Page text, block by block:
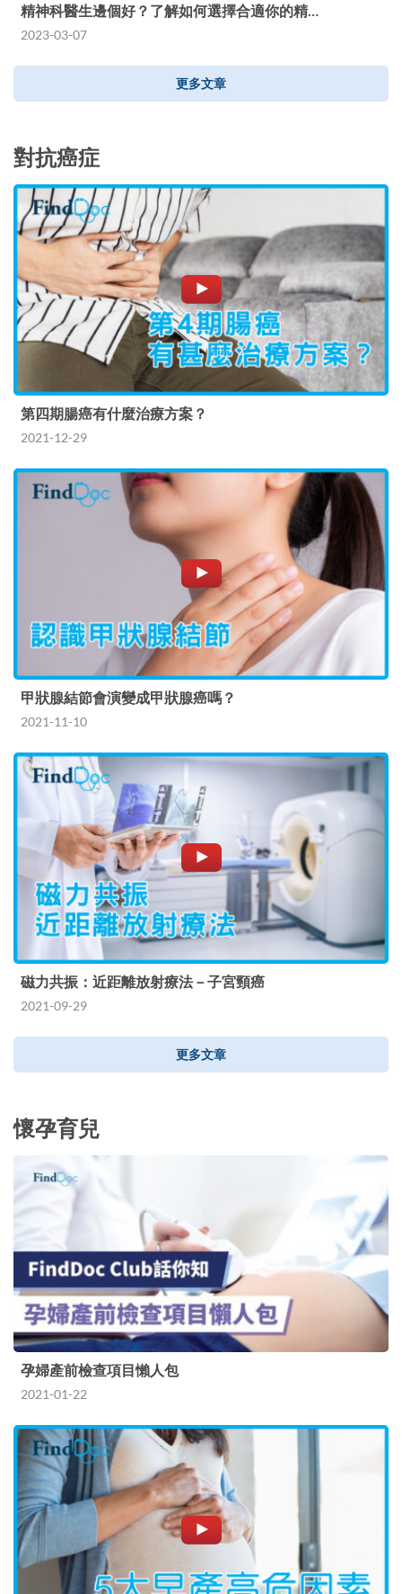
精神科醫生邊個好？了解如何選擇合適你的精…
2023-03-07
更多文章
對抗癌症
第四期腸癌有什麼治療方案？
2021-12-29
甲狀腺結節會演變成甲狀腺癌嗎？
2021-11-10
磁力共振：近距離放射療法－子宮頸癌
2021-09-29
更多文章
懷孕育兒
孕婦產前檢查項目懶人包
2021-01-22